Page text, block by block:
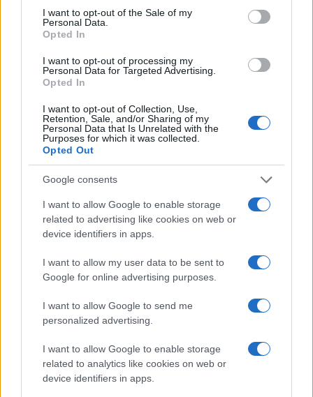
consent section.
I want to opt-out of the Sale of my
Personal Data.
Opted In
I want to opt-out of processing my
Personal Data for Targeted Advertising.
Opted In
I want to opt-out of Collection, Use,
Retention, Sale, and/or Sharing of my
Personal Data that Is Unrelated with the
Purposes for which it was collected.
Opted Out
Google consents
I want to allow Google to enable storage
related to advertising like cookies on web or
device identifiers in apps.
I want to allow my user data to be sent to
Google for online advertising purposes.
I want to allow Google to send me
personalized advertising.
I want to allow Google to enable storage
related to analytics like cookies on web or
device identifiers in apps.
Tutto Gaming
ESG 365
FuturoDonna
SecondHomeMagazine
ESPANA Y LATINOAMERICA
Actualidad
Finanzas 24
Investindo 365
Think.es
Viajar 365
ES Newz
Pet Story
Encocina